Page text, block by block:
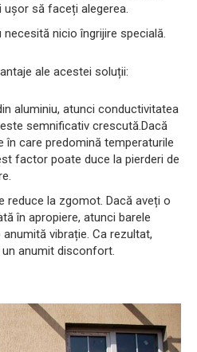
ușor să faceți alegerea.
necesită nicio îngrijire specială.
ale acestei soluții:
aluminiu, atunci conductivitatea
semnificativ crescută.Dacă
în care predomină temperaturile
factor poate duce la pierderi de
reduce la zgomot. Dacă aveți o
în apropiere, atunci barele
vibrație. Ca rezultat,
anumit disconfort.